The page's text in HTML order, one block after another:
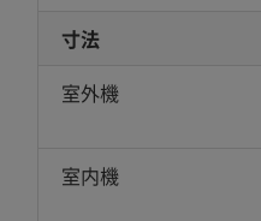
寸法
室外機
室内機